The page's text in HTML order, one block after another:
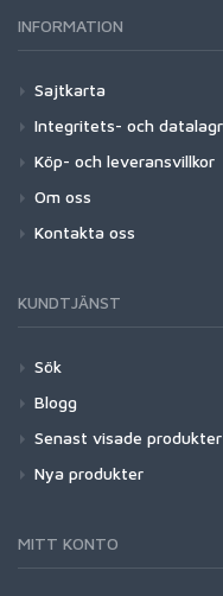
INFORMATION
Sajtkarta
Integritets- och
Köp- och leveransvillkor
Om oss
Kontakta oss
KUNDTJÄNST
Sök
Blogg
Senast visade produkter
Nya produkter
MITT KONTO